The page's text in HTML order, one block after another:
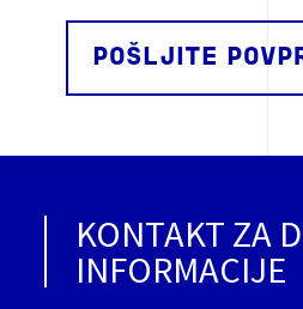
POŠLJITE
KONTAKT ZA
INFORMACIJE